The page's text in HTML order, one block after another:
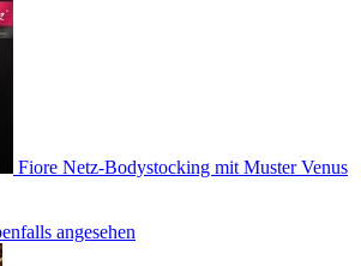
Fiore Netz-Bodystocking mit Muster Venus
angesehen